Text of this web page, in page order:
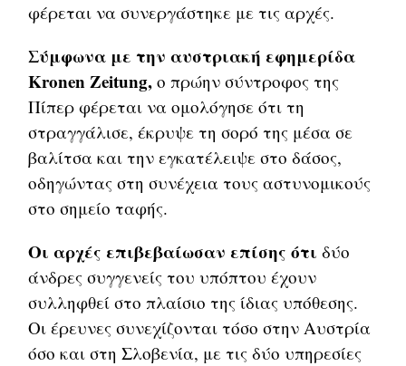
φέρεται να συνεργάστηκε με τις αρχές.
Σύμφωνα με την αυστριακή εφημερίδα
Kronen Zeitung, ο πρώην σύντροφος της
Πίπερ φέρεται να ομολόγησε ότι τη
στραγγάλισε, έκρυψε τη σορό της μέσα σε
βαλίτσα και την εγκατέλειψε στο δάσος,
οδηγώντας στη συνέχεια τους αστυνομικούς
στο σημείο ταφής.
Οι αρχές επιβεβαίωσαν επίσης ότι δύο
άνδρες συγγενείς του υπόπτου έχουν
συλληφθεί στο πλαίσιο της ίδιας υπόθεσης.
Οι έρευνες συνεχίζονται τόσο στην Αυστρία
όσο και στη Σλοβενία, με τις δύο υπηρεσίες